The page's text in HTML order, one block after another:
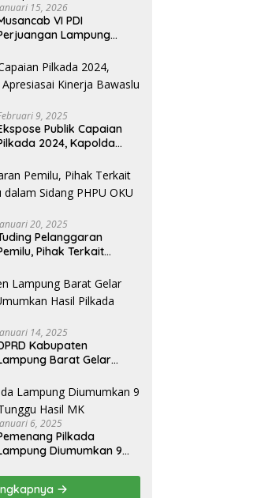
15, 2026
VI PDI
Lampung
Wajib Taati Aturan
Partai dan Tetap Solid
9, 2025
Publik Capaian
2024, Kapolda
Bawaslu Jajaran
20, 2025
Pelanggaran
Pihak Terkait
PHPU OKU Selatan
14, 2025
Kabupaten
Barat Gelar
Hasil Pilkada
6, 2025
Pilkada
Diumumkan 9
MK